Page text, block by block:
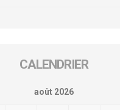
CALENDRIER
août 2026